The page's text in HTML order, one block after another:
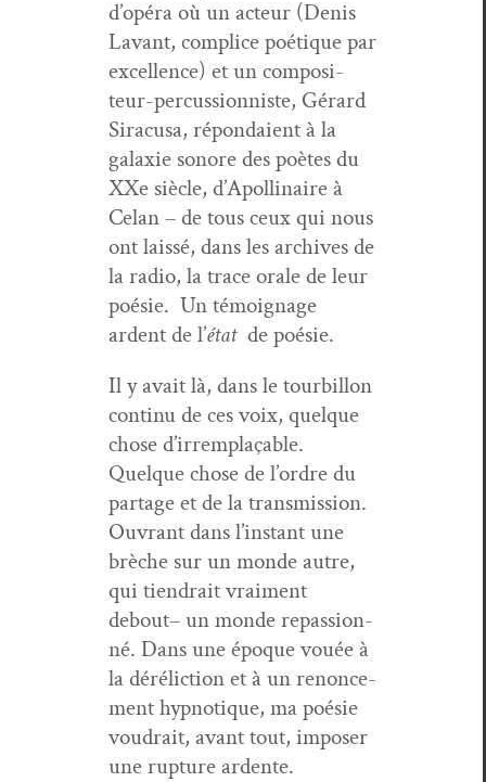
d’opéra où un acteur (Denis
Lavant, com­plice poé­tique par
excel­lence) et un com­pos­i­
teur-per­cus­sion­niste, Gérard
Sir­a­cusa, répondaient à la
galax­ie sonore des poètes du
XXe siè­cle, d’Apollinaire à
Celan – de tous ceux qui nous
ont lais­sé, dans les archives de
la radio, la trace orale de leur
poésie. Un témoignage
ardent de l’état de poésie.
Il y avait là, dans le tour­bil­lon
con­tinu de ces voix, quelque
chose d’irremplaçable.
Quelque chose de l’ordre du
partage et de la trans­mis­sion.
Ouvrant dans l’instant une
brèche sur un monde autre,
qui tiendrait vrai­ment
debout– un monde repas­sion­
né. Dans une époque vouée à
la dérélic­tion et à un renon­ce­
ment hyp­no­tique, ma poésie
voudrait, avant tout, impos­er
une rup­ture ardente.